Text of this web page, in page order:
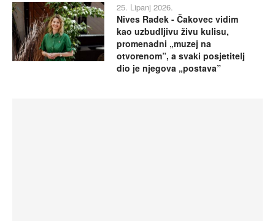
25. Lipanj 2026.
Nives Radek - Čakovec vidim
kao uzbudljivu živu kulisu,
promenadni „muzej na
otvorenom”, a svaki posjetitelj
dio je njegova „postava”